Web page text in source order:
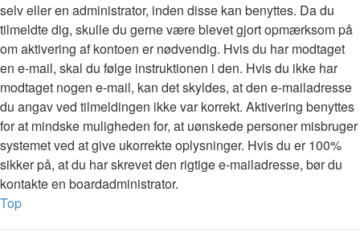
selv eller en administrator, inden disse kan benyttes. Da du
tilmeldte dig, skulle du gerne være blevet gjort opmærksom på
om aktivering af kontoen er nødvendig. Hvis du har modtaget
en e-mail, skal du følge instruktionen i den. Hvis du ikke har
modtaget nogen e-mail, kan det skyldes, at den e-mailadresse
du angav ved tilmeldingen ikke var korrekt. Aktivering benyttes
for at mindske muligheden for, at uønskede personer misbruger
systemet ved at give ukorrekte oplysninger. Hvis du er 100%
sikker på, at du har skrevet den rigtige e-mailadresse, bør du
kontakte en boardadministrator.
Top